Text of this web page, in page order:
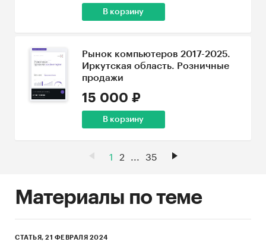
В корзину
Рынок компьютеров 2017-2025.
Иркутская область. Розничные
продажи
15 000 ₽
В корзину
1 2 ... 35
Материалы по теме
СТАТЬЯ, 21 ФЕВРАЛЯ 2024